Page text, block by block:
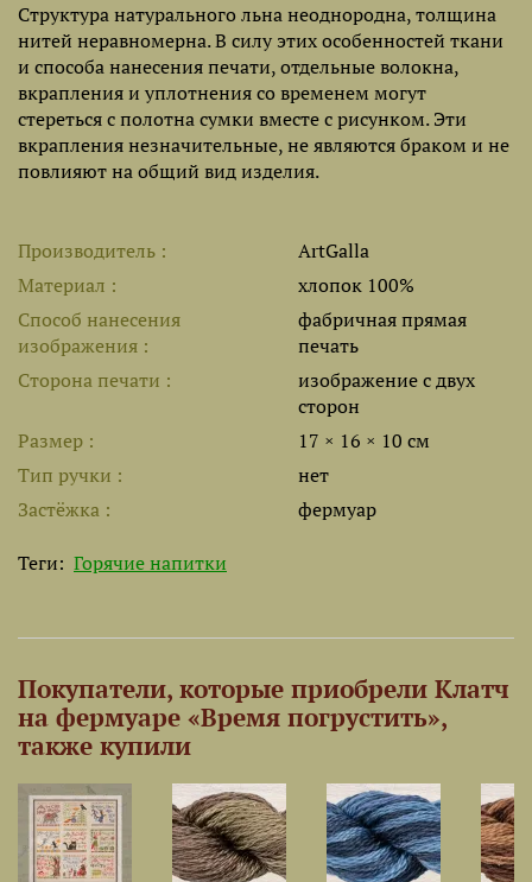
Структура натурального льна неоднородна, толщина
нитей неравномерна. В силу этих особенностей ткани
и способа нанесения печати, отдельные волокна,
вкрапления и уплотнения со временем могут
стереться с полотна сумки вместе с рисунком. Эти
вкрапления незначительные, не являются браком и не
повлияют на общий вид изделия.
Производитель
ArtGalla
Материал
хлопок 100%
Способ нанесения
изображения
фабричная прямая
печать
Сторона печати
изображение с двух
сторон
Размер
17 × 16 × 10 см
Тип ручки
нет
Застёжка
фермуар
Теги: Горячие напитки
Покупатели, которые приобрели Клатч
на фермуаре «Время погрустить»,
также купили